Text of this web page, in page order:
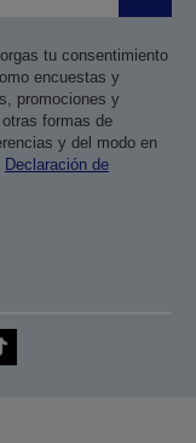
tu consentimiento
encuestas y
promociones y
formas de
y del modo en
Declaración de